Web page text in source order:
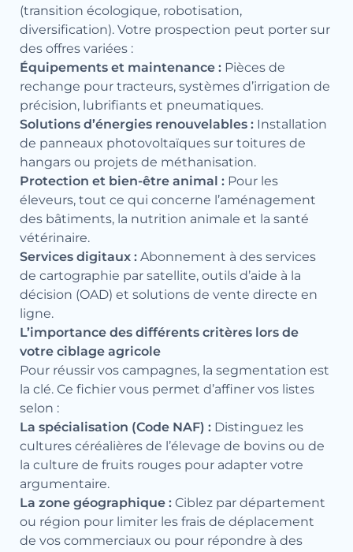
(transition écologique, robotisation,
diversification). Votre prospection peut porter sur
des offres variées :
Équipements et maintenance : Pièces de
rechange pour tracteurs, systèmes d’irrigation de
précision, lubrifiants et pneumatiques.
Solutions d’énergies renouvelables : Installation
de panneaux photovoltaïques sur toitures de
hangars ou projets de méthanisation.
Protection et bien-être animal : Pour les
éleveurs, tout ce qui concerne l’aménagement
des bâtiments, la nutrition animale et la santé
vétérinaire.
Services digitaux : Abonnement à des services
de cartographie par satellite, outils d’aide à la
décision (OAD) et solutions de vente directe en
ligne.
L’importance des différents critères lors de
votre ciblage agricole
Pour réussir vos campagnes, la segmentation est
la clé. Ce fichier vous permet d’affiner vos listes
selon :
La spécialisation (Code NAF) : Distinguez les
cultures céréalières de l’élevage de bovins ou de
la culture de fruits rouges pour adapter votre
argumentaire.
La zone géographique : Ciblez par département
ou région pour limiter les frais de déplacement
de vos commerciaux ou pour répondre à des